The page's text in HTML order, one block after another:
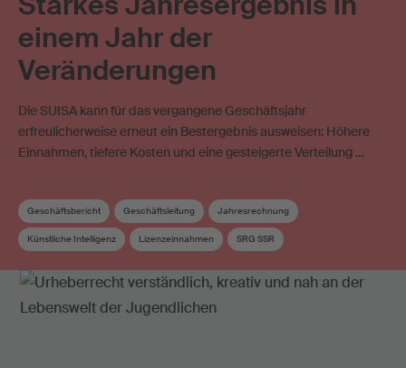
einem Jahr der
Veränderungen
Die SUISA kann für das vergangene Geschäftsjahr
erfreulicherweise erneut ein Bestergebnis ausweisen: Höhere
Einnahmen, tiefere Kosten und eine gesteigerte Verteilung …
Geschäftsbericht Geschäftsleitung Jahresrechnung
Künstliche Intelligenz Lizenzeinnahmen SRG SSR